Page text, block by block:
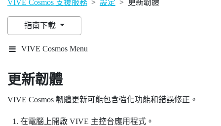
VIVE Cosmos 支援服務 > 設定 > 更新韌體
指南下載
VIVE Cosmos Menu
更新韌體
VIVE Cosmos 韌體更新可能包含強化功能和錯誤修正。
在電腦上開啟 VIVE 主控台應用程式。